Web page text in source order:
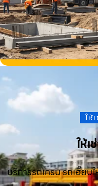
ให้
ให้เ
บริการรถเครน รถเฮี๊ย